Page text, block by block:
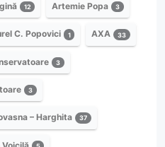
12 Artemie Popa 3
C. Popovici 1 AXA 33
3
3
– Harghita 37